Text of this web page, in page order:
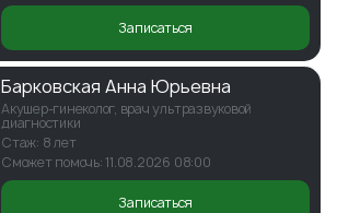
Записаться
Барковская Анна Юрьевна
Акушер-гинеколог, врач ультразвуковой
диагностики
Стаж: 8 лет
Сможет помочь: 11.08.2026 08:00
Записаться